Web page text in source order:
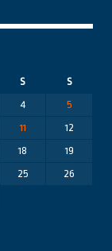
S
S
4
5
11
12
18
19
25
26